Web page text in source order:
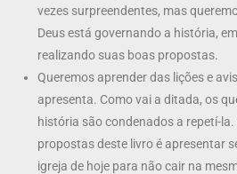
vezes surpreendentes, mas
Deus está governando a história,
realizando suas boas propostas.
Queremos aprender das lições e
apresenta. Como vai a ditada, os
história são condenados a repetí-
propostas deste livro é apresentar
igreja de hoje para não cair na